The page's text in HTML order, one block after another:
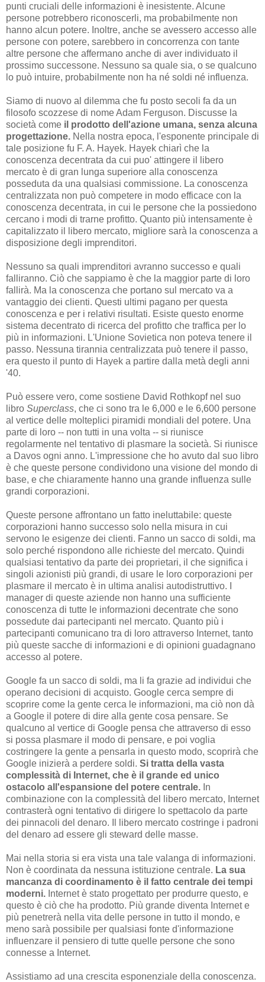
punti cruciali delle informazioni è inesistente. Alcune
persone potrebbero riconoscerli, ma probabilmente non
hanno alcun potere. Inoltre, anche se avessero accesso alle
persone con potere, sarebbero in concorrenza con tante
altre persone che affermano anche di aver individuato il
prossimo successone. Nessuno sa quale sia, o se qualcuno
lo può intuire, probabilmente non ha né soldi né influenza.
Siamo di nuovo al dilemma che fu posto secoli fa da un
filosofo scozzese di nome Adam Ferguson. Discusse la
società come il prodotto dell'azione umana, senza alcuna
progettazione. Nella nostra epoca, l'esponente principale di
tale posizione fu F. A. Hayek. Hayek chiarì che la
conoscenza decentrata da cui puo' attingere il libero
mercato è di gran lunga superiore alla conoscenza
posseduta da una qualsiasi commissione. La conoscenza
centralizzata non può competere in modo efficace con la
conoscenza decentrata, in cui le persone che la possiedono
cercano i modi di trarne profitto. Quanto più intensamente è
capitalizzato il libero mercato, migliore sarà la conoscenza a
disposizione degli imprenditori.
Nessuno sa quali imprenditori avranno successo e quali
falliranno. Ciò che sappiamo è che la maggior parte di loro
fallirà. Ma la conoscenza che portano sul mercato va a
vantaggio dei clienti. Questi ultimi pagano per questa
conoscenza e per i relativi risultati. Esiste questo enorme
sistema decentrato di ricerca del profitto che traffica per lo
più in informazioni. L'Unione Sovietica non poteva tenere il
passo. Nessuna tirannia centralizzata può tenere il passo,
era questo il punto di Hayek a partire dalla metà degli anni
'40.
Può essere vero, come sostiene David Rothkopf nel suo
libro Superclass, che ci sono tra le 6,000 e le 6,600 persone
al vertice delle molteplici piramidi mondiali del potere. Una
parte di loro -- non tutti in una volta -- si riunisce
regolarmente nel tentativo di plasmare la società. Si riunisce
a Davos ogni anno. L'impressione che ho avuto dal suo libro
è che queste persone condividono una visione del mondo di
base, e che chiaramente hanno una grande influenza sulle
grandi corporazioni.
Queste persone affrontano un fatto ineluttabile: queste
corporazioni hanno successo solo nella misura in cui
servono le esigenze dei clienti. Fanno un sacco di soldi, ma
solo perché rispondono alle richieste del mercato. Quindi
qualsiasi tentativo da parte dei proprietari, il che significa i
singoli azionisti più grandi, di usare le loro corporazioni per
plasmare il mercato è in ultima analisi autodistruttivo. I
manager di queste aziende non hanno una sufficiente
conoscenza di tutte le informazioni decentrate che sono
possedute dai partecipanti nel mercato. Quanto più i
partecipanti comunicano tra di loro attraverso Internet, tanto
più queste sacche di informazioni e di opinioni guadagnano
accesso al potere.
Google fa un sacco di soldi, ma li fa grazie ad individui che
operano decisioni di acquisto. Google cerca sempre di
scoprire come la gente cerca le informazioni, ma ciò non dà
a Google il potere di dire alla gente cosa pensare. Se
qualcuno al vertice di Google pensa che attraverso di esso
si possa plasmare il modo di pensare, e poi voglia
costringere la gente a pensarla in questo modo, scoprirà che
Google inizierà a perdere soldi. Si tratta della vasta
complessità di Internet, che è il grande ed unico
ostacolo all'espansione del potere centrale. In
combinazione con la complessità del libero mercato, Internet
contrasterà ogni tentativo di dirigere lo spettacolo da parte
dei pinnacoli del denaro. Il libero mercato costringe i padroni
del denaro ad essere gli steward delle masse.
Mai nella storia si era vista una tale valanga di informazioni.
Non è coordinata da nessuna istituzione centrale. La sua
mancanza di coordinamento è il fatto centrale dei tempi
moderni. Internet è stato progettato per produrre questo, e
questo è ciò che ha prodotto. Più grande diventa Internet e
più penetrerà nella vita delle persone in tutto il mondo, e
meno sarà possibile per qualsiasi fonte d'informazione
influenzare il pensiero di tutte quelle persone che sono
connesse a Internet.
Assistiamo ad una crescita esponenziale della conoscenza.